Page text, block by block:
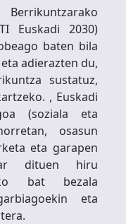
Euskadi 2030)
baten bila
adierazten du,
sustatuz,
, Euskadi
(soziala eta
osasun
eta garapen
dituen hiru
bat bezala
eta